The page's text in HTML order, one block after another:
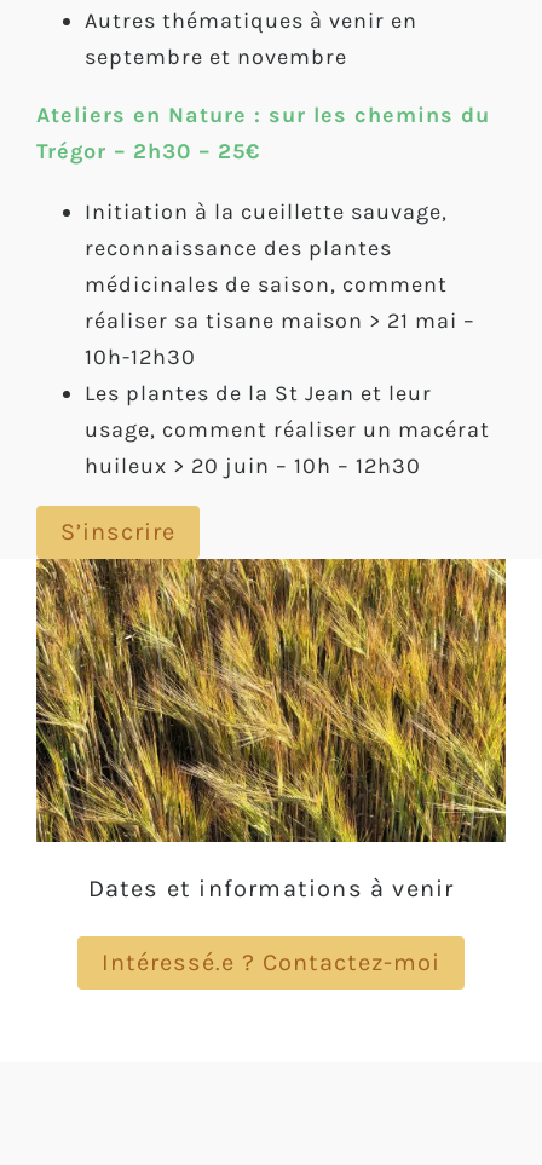
Autres thématiques à venir en
septembre et novembre
Ateliers en Nature : sur les chemins du
Trégor – 2h30 – 25€
Initiation à la cueillette sauvage,
reconnaissance des plantes
médicinales de saison, comment
réaliser sa tisane maison > 21 mai –
10h-12h30
Les plantes de la St Jean et leur
usage, comment réaliser un macérat
huileux > 20 juin – 10h – 12h30
S’inscrire
Dates et informations à venir
Intéressé.e ? Contactez-moi